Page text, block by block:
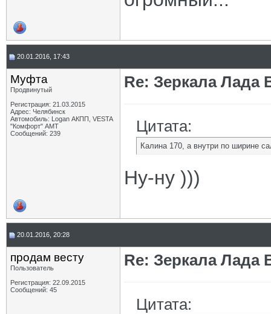
20.01.2016, 17:43
Муфта
Продвинутый
Регистрация: 21.03.2015
Адрес: Челябинск
Автомобиль: Logan АКПП, VESTA
"Комфорт" АМТ
Сообщений: 239
Re: Зеркала Лада
Цитата:
Калина 170, а внутри по ширине
Ну-ну )))
20.01.2016, 20:28
продам весту
Пользователь
Регистрация: 22.09.2015
Сообщений: 45
Re: Зеркала Лада
Цитата: